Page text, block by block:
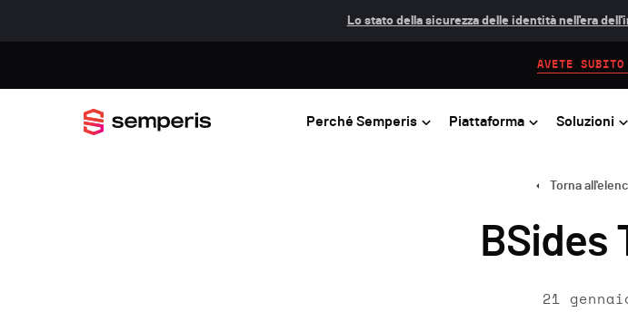
Lo stato della sicurezza delle identità nell'era
Perché Semperis Piattaforma Soluzioni
AVETE SUBITO
Torna
BSides
21